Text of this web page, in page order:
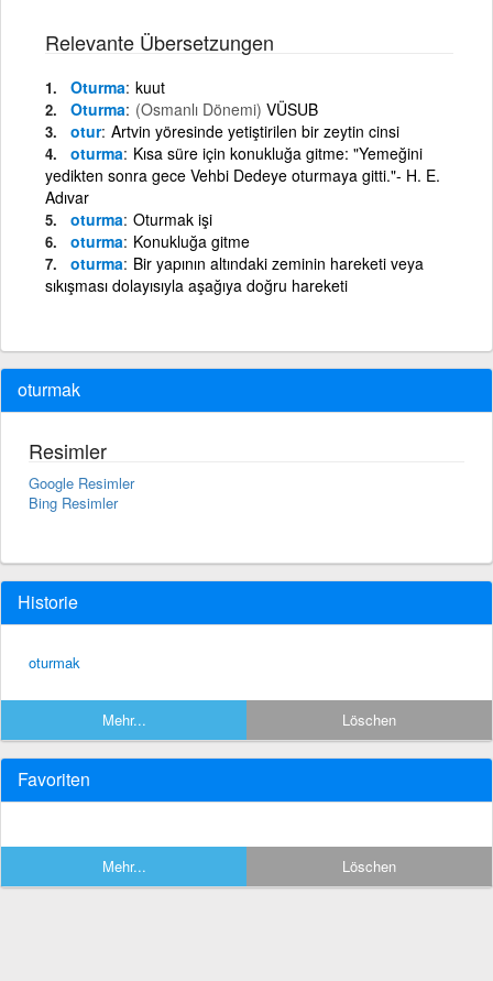
Relevante Übersetzungen
Oturma kuut
Oturma (Osmanlı Dönemi) VÜSUB
otur Artvin yöresinde yetiştirilen bir zeytin cinsi
oturma Kısa süre için konukluğa gitme: "Yemeğini
yedikten sonra gece Vehbi Dedeye oturmaya gitti."- H. E.
Adıvar
oturma Oturmak işi
oturma Konukluğa gitme
oturma Bir yapının altındaki zeminin hareketi veya
sıkışması dolayısıyla aşağıya doğru hareketi
oturmak
Resimler
Google Resimler
Bing Resimler
Historie
oturmak
Mehr... Löschen
Favoriten
Mehr... Löschen